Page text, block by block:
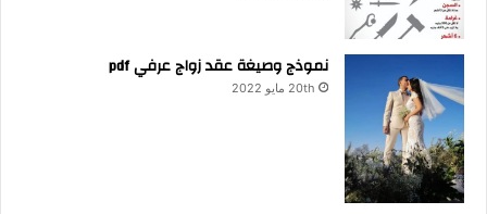
نموذج وصيغة عقد زواج عرفي pdf
20th مايو 2022